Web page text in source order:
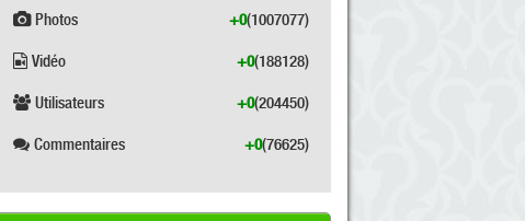
Photos (1007077)
+0
Vidéo (188128)
+0
Utilisateurs (204450)
+0
Commentaires (76625)
+0